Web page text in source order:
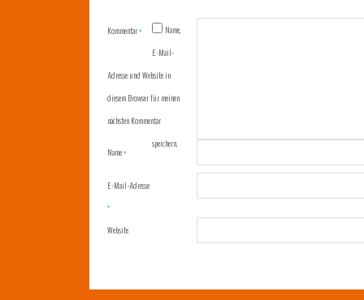
Kommentar*
Name*
E-Mail-Adresse
*
Website
Name,
E-Mail-
Adresse und Website in
diesem Browser für meinen
nächsten Kommentar
speichern.